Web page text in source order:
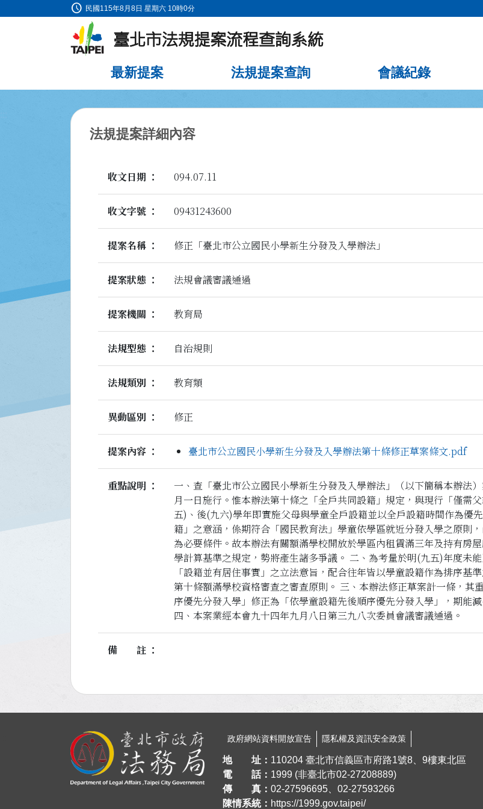
最新提案 法規提案查詢 會議紀錄
schedule 民國115年8月8日 星期六 10時0分
法規提案詳細內容
收文日期 094.07.11
收文字號 09431243600
提案名稱 修正「臺北市公立國民小學新生分發及入學辦法」
提案狀態 法規會議審議通過
提案機關 教育局
法規型態 自治規則
法規類別 教育類
異動區別 修正
提案內容 臺北市公立國民小學新生分發及入學辦法第十條修正草案條文.pdf
重點說明
一、查「臺北市公立國民小學新生分發及入學辦法」（以下簡稱本辦法
月一日施行。惟本辦法第十條之「全戶共同設籍」規定，與現行「僅需
五)、後(九六)學年即實施父母與學童全戶設籍並以全戶設籍時間作為優
籍」之意涵，係期符合「國民教育法」學童依學區就近分發入學之原則
為必要條件。故本辦法有關額滿學校開放於學區內租賃滿三年及持有房
學計算基準之規定，勢將產生諸多爭議。 二、為考量於明(九五)年度未
「設籍並有居住事實」之立法意旨，配合往年皆以學童設籍作為排序基
第十條額滿學校資格審查之審查原則。 三、本辦法修正草案計一條，其
序優先分發入學」修正為「依學童設籍先後順序優先分發入學」，期能
四、本案業經本會九十四年九月八日第三九八次委員會議審議通過。
備註
政府網站資料開放宣告 隱私權及資訊安全政策
地 址
110204 臺北市信義區市府路1號8、9樓東北區
電 話
1999 (非臺北市02-27208889)
傳 真
02-27596695、02-27593266
陳情系統
https://1999.gov.taipei/